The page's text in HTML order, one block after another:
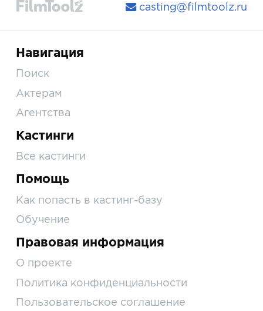
casting@filmtoolz.ru
Навигация
Поиск
Актерам
Агентства
Кастинги
Все кастинги
Помощь
Как попасть в кастинг-базу
Обучение
Правовая информация
О проекте
Политика конфиденциальности
Пользовательское соглашение